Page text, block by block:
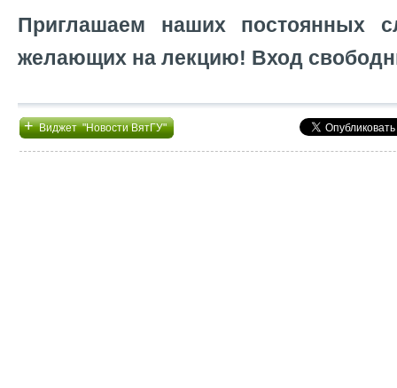
Приглашаем наших постоянных
желающих на лекцию! Вход
+Виджет "Новости ВятГУ"